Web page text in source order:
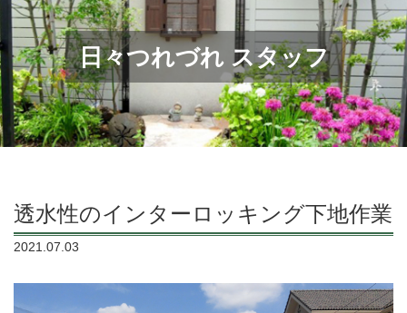
日々つれづれ スタッフ
透水性のインターロッキング下地作業
2021.07.03